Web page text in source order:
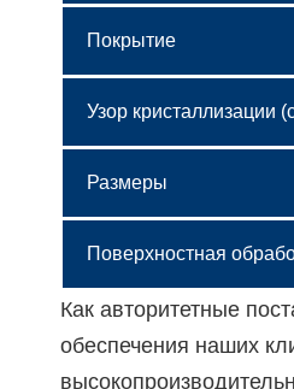
Покрытие
Узор кристаллизации
Размеры
Поверхностная
Как авторитетные
обеспечения наших